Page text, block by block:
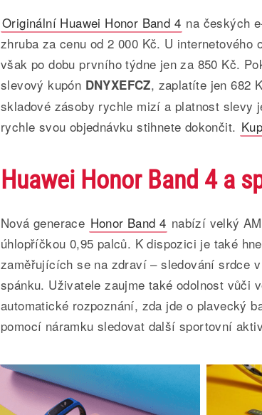
Originální Huawei Honor Band 4 na českých
zhruba za cenu od 2 000 Kč. U internetového
však po dobu prvního týdne jen za 850 Kč.
slevový kupón DNYXEFCZ, zaplatíte jen 682
skladové zásoby rychle mizí a platnost slevy
rychle svou objednávku stihnete dokončit.
Huawei Honor Band 4 a
Nová generace Honor Band 4 nabízí velký
úhlopříčkou 0,95 palců. K dispozici je také
zaměřujících se na zdraví – sledování srdce
spánku. Uživatele zaujme také odolnost vůči
automatické rozpoznání, zda jde o plavecký
pomocí náramku sledovat další sportovní